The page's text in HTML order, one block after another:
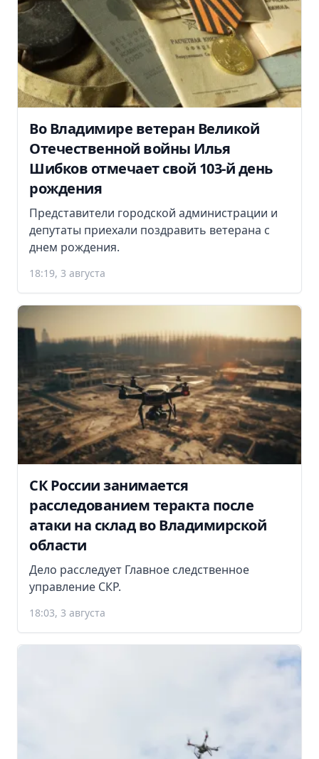
Во Владимире ветеран Великой
Отечественной войны Илья
Шибков отмечает свой 103-й день
рождения
Представители городской администрации и
депутаты приехали поздравить ветерана с
днем рождения.
18:19, 3 августа
СК России занимается
расследованием теракта после
атаки на склад во Владимирской
области
Дело расследует Главное следственное
управление СКР.
18:03, 3 августа